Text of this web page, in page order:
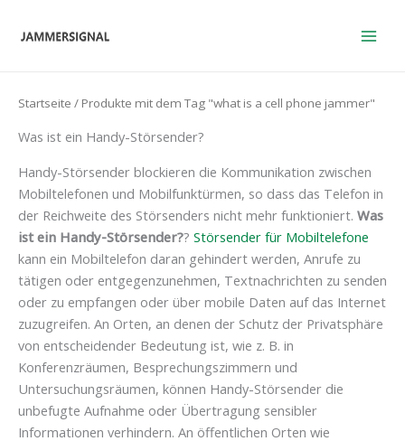
Inhalt
Startseite / Produkte mit dem Tag "what is a cell phone jammer"
Was ist ein Handy-Störsender?
Handy-Störsender blockieren die Kommunikation zwischen
Mobiltelefonen und Mobilfunktürmen, so dass das Telefon in
der Reichweite des Störsenders nicht mehr funktioniert. Was
ist ein Handy-Störsender?? Störsender für Mobiltelefone
kann ein Mobiltelefon daran gehindert werden, Anrufe zu
tätigen oder entgegenzunehmen, Textnachrichten zu senden
oder zu empfangen oder über mobile Daten auf das Internet
zuzugreifen. An Orten, an denen der Schutz der Privatsphäre
von entscheidender Bedeutung ist, wie z. B. in
Konferenzräumen, Besprechungszimmern und
Untersuchungsräumen, können Handy-Störsender die
unbefugte Aufnahme oder Übertragung sensibler
Informationen verhindern. An öffentlichen Orten wie